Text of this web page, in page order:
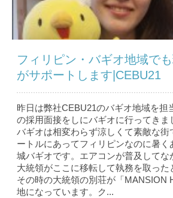
フィリピン・バギオ地域で
がサポートします|CEBU21
昨日は弊社CEBU21のバギオ地域を担
の採用面接をしにバギオに行ってきま
バギオは相変わらず涼しくて素敵な街
ートルにあってフィリピンなのに暑
城バギオです。エアコンが普及してな
大統領がここに移転して執務を取った
その時の大統領の別荘が「MANSION
地になっています。ク...